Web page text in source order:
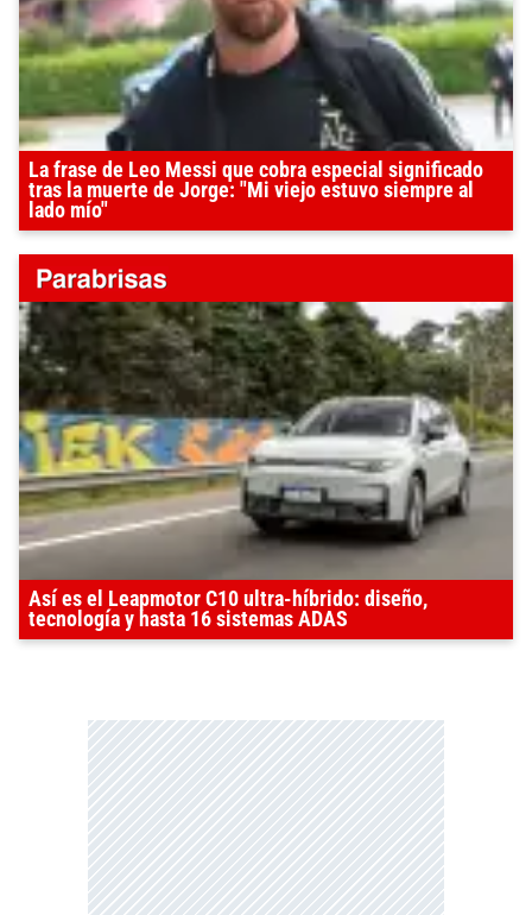
La frase de Leo Messi que cobra especial significado
tras la muerte de Jorge: "Mi viejo estuvo siempre al
lado mío"
Así es el Leapmotor C10 ultra-híbrido: diseño,
tecnología y hasta 16 sistemas ADAS